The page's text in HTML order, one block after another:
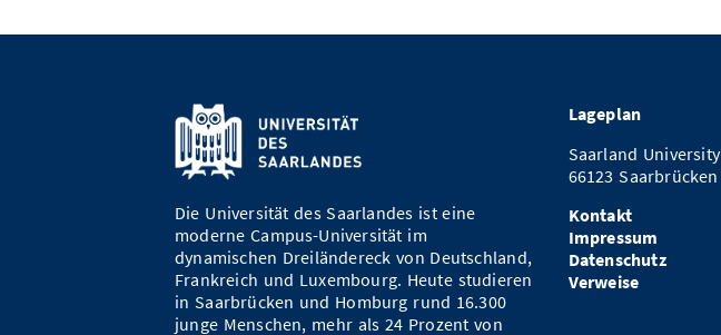
Die Universität des Saarlandes ist eine
moderne Campus-Universität im
dynamischen Dreiländereck von Deutschland,
Frankreich und Luxembourg. Heute studieren
in Saarbrücken und Homburg rund 16.300
junge Menschen, mehr als 24 Prozent von
Lageplan
Saarland University
66123 Saarbrücken
Kontakt
Impressum
Datenschutz
Verweise